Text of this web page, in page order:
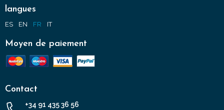
langues
ES EN FR IT
Moyen de paiement
Contact
+34 91 435 36 56